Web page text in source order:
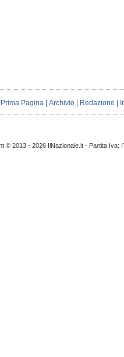
Prima Pagina |Archivio Redazione
© 2013 - 2026 IlNazionale.it - Partita Iva: